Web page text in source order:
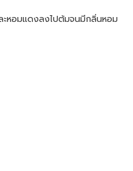
ะหอมแดงลงไปต้มจนมีกลิ่นหอม